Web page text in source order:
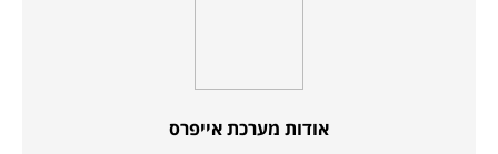
אודות מערכת אייפרס